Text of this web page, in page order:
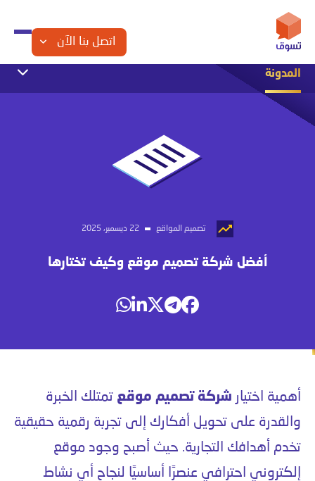
اتصل بنا الآن
المدونة
التجارة الإلكترونية
تصميم المواقع 22 ديسمبر، 2025
أفضل شركة تصميم موقع وكيف تختارها
أهمية اختيار شركة تصميم موقع تمتلك الخبرة
والقدرة على تحويل أفكارك إلى تجربة رقمية حقيقية
تخدم أهدافك التجارية. حيث أصبح وجود موقع
إلكتروني احترافي عنصرًا أساسيًا لنجاح أي نشاط